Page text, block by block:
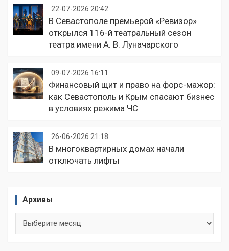
22-07-2026 20:42
В Севастополе премьерой «Ревизор»
открылся 116-й театральный сезон
театра имени А. В. Луначарского
09-07-2026 16:11
Финансовый щит и право на форс-мажор:
как Севастополь и Крым спасают бизнес
в условиях режима ЧС
26-06-2026 21:18
В многоквартирных домах начали
отключать лифты
Архивы